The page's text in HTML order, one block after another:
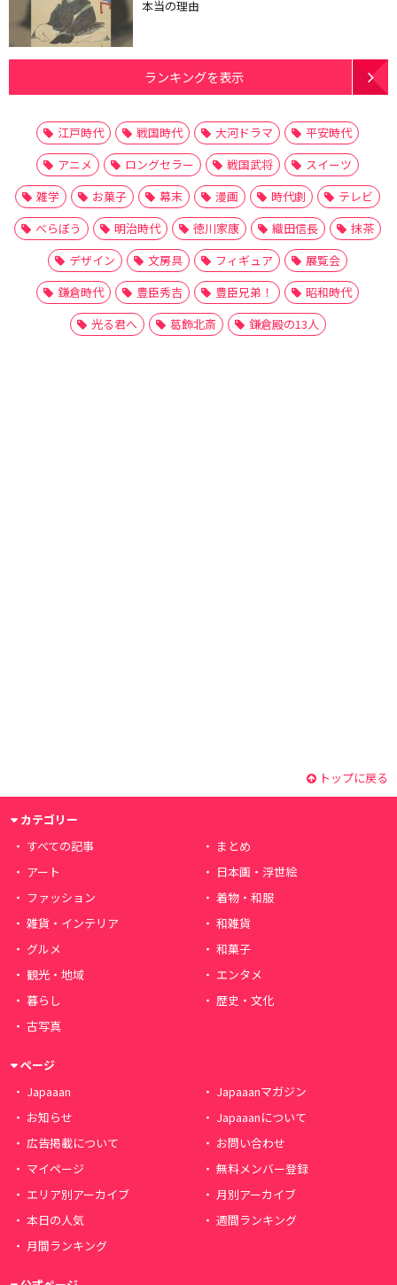
本当の理由
ランキングを表示
江戸時代 戦国時代 大河ドラマ
平安時代
アニメ
ロングセラー 戦国武将
スイーツ
雑学
お菓子 幕末 漫画 時代劇
テレビ
べらぼう
明治時代 徳川家康 織田信長
抹茶
デザイン
文房具 フィギュア
展覧会
鎌倉時代
豊臣秀吉 豊臣兄弟！
昭和時代
光る君へ
葛飾北斎 鎌倉殿の13人
トップに戻る
カテゴリー
すべての記事
まとめ
アート
日本画・浮世絵
ファッション
着物・和服
雑貨・インテリア
和雑貨
グルメ
和菓子
観光・地域
エンタメ
暮らし
歴史・文化
古写真
ページ
Japaaan
Japaaanマガジン
お知らせ
Japaaanについて
広告掲載について
お問い合わせ
マイページ
無料メンバー登録
エリア別アーカイブ
月別アーカイブ
本日の人気
週間ランキング
月間ランキング